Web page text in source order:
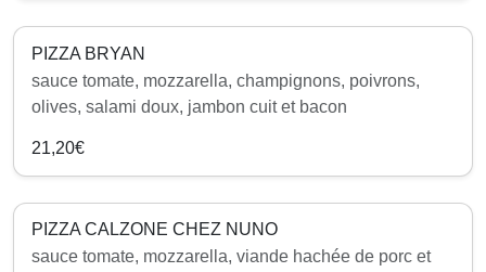
PIZZA BRYAN
sauce tomate, mozzarella, champignons, poivrons,
olives, salami doux, jambon cuit et bacon
21,20€
PIZZA CALZONE CHEZ NUNO
sauce tomate, mozzarella, viande hachée de porc et